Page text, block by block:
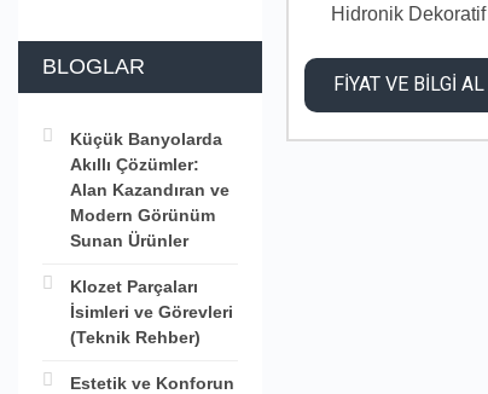
BLOGLAR
Küçük Banyolarda
Akıllı Çözümler:
Alan Kazandıran ve
Modern Görünüm
Sunan Ürünler
Klozet Parçaları
İsimleri ve Görevleri
(Teknik Rehber)
Estetik ve Konforun
Hidronik Dekoratif
FİYAT VE BİLGİ AL